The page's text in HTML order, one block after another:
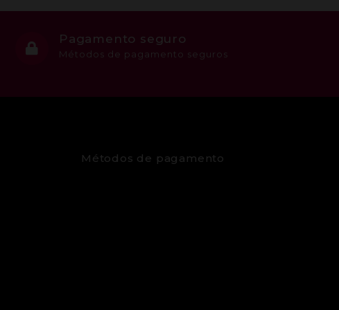
Pagamento seguro
Métodos de pagamento seguros
Métodos de pagamento